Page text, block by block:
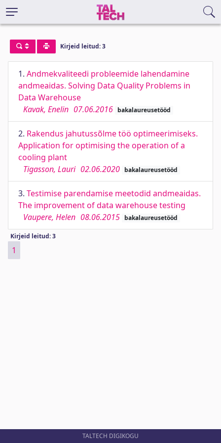
Kirjeid leitud: 3
1. Andmekvaliteedi probleemide lahendamine
andmeaidas. Solving Data Quality Problems in
Data Warehouse
Kavak, Enelin 07.06.2016 bakalaureusetööd
2. Rakendus jahutussõlme töö optimeerimiseks.
Application for optimising the operation of a
cooling plant
Tigasson, Lauri 02.06.2020 bakalaureusetööd
3. Testimise parendamise meetodid andmeaidas.
The improvement of data warehouse testing
Vaupere, Helen 08.06.2015 bakalaureusetööd
Kirjeid leitud: 3
1
TALTECH DIGIKOGU